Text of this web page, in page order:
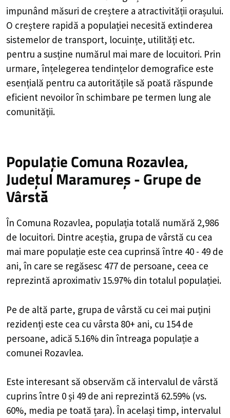
impunând măsuri de creștere a atractivității orașului.
O creștere rapidă a populației necesită extinderea
sistemelor de transport, locuințe, utilități etc.
pentru a susține numărul mai mare de locuitori. Prin
urmare, înțelegerea tendințelor demografice este
esențială pentru ca autoritățile să poată răspunde
eficient nevoilor în schimbare pe termen lung ale
comunității.
Populație Comuna Rozavlea,
Județul Maramureș - Grupe de
Vârstă
În Comuna Rozavlea, populația totală numără 2,986
de locuitori. Dintre aceștia, grupa de vârstă cu cea
mai mare populație este cea cuprinsă între 40 - 49 de
ani, în care se regăsesc 477 de persoane, ceea ce
reprezintă aproximativ 15.97% din totalul populației.
Pe de altă parte, grupa de vârstă cu cei mai puțini
rezidenți este cea cu vârsta 80+ ani, cu 154 de
persoane, adică 5.16% din întreaga populație a
comunei Rozavlea.
Este interesant să observăm că intervalul de vârstă
cuprins între 0 și 49 de ani reprezintă 62.59% (vs.
60%, media pe toată țara). În același timp, intervalul